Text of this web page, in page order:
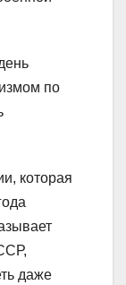
по
которая
даже